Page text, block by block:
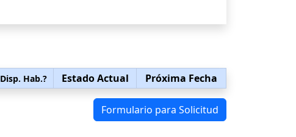
Disp. Hab.? Estado Actual Próxima Fecha
Formulario para Solicitud